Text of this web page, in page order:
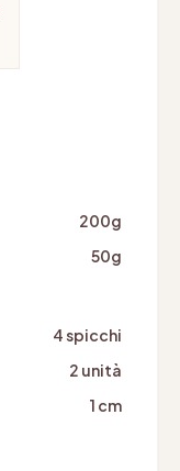
200g
50g
4 spicchi
2 unità
1 cm